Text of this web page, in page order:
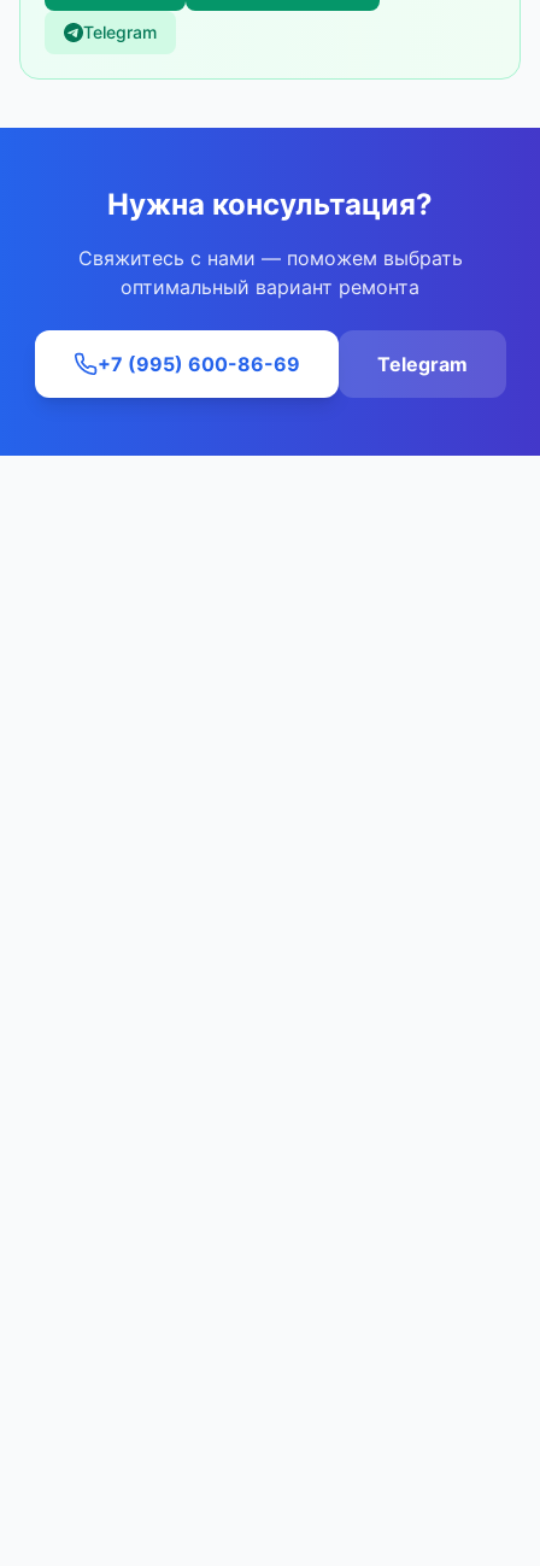
Telegram
Нужна консультация?
Свяжитесь с нами — поможем выбрать
оптимальный вариант ремонта
+7 (995) 600-86-69 Telegram